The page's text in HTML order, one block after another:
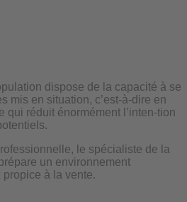
dispose de la capacité à se
mis en situation, c’est-à-dire en
qui réduit énormément l’inten-tion
le spécialiste de la
un environnement
à la vente.